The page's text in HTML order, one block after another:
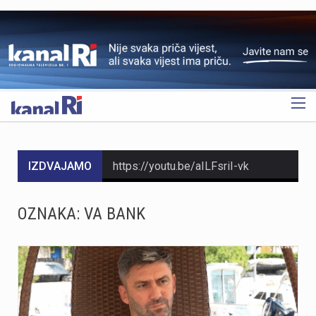
OGLAS
IZDVAJAMO https://youtu.be/aILFsriI-vk
Veći šumski požar koji je u petak predvečer izbio kod Zlobina , uz željezničku prugu Rijeka–Zagreb, tijekom noći je lokaliziran. Širenja požara više nema, a vatrogasci nastavljaju s dogašivanjem.U akciji je tijekom noći sudjelovalo oko 40 vatrogasaca, a u subotu ujutro na terenu ih je ostalo desetak. Zbog nepristupačnog terena angažiran je i vlak za opskrbu vatrogasaca vodom, dok se stanje na požarištu nadzire dronom. Foto:Vatrogasci Rijeka
https://youtu.be/LjEOo1QMD1E Nogometaši Rijeke pobijedili su finski Ilves u prvoj utakmici 3. kola kvalifikacija za Konferencijsku ligu pogotkom Nike Jankovića u 16. minuti. Unatoč minimalnoj prednosti s kojom putuju na uzvrat, trener Matjaž Kek izrazio je zabrinutost zbog manjka realizacije i nervoze u igri. Uzvratna utakmica igra se u Finskoj u četvrtak, 13. kolovoza s početkom u 18 sati. Više u videoprilogu:
OZNAKA: VA BANK